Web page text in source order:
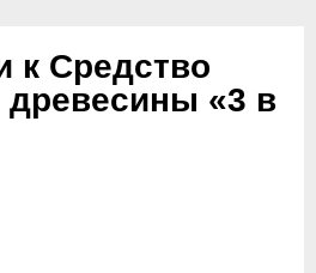
к Средство
древесины «3 в